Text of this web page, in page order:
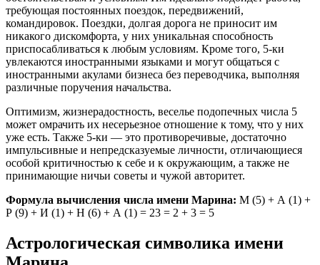
требующая постоянных поездок, передвижений,
командировок. Поездки, долгая дорога не приносит им
никакого дискомфорта, у них уникальная способность
приспосабливаться к любым условиям. Кроме того, 5-ки
увлекаются иностранными языками и могут общаться с
иностранными акулами бизнеса без переводчика, выполняя
различные поручения начальства.
Оптимизм, жизнерадостность, веселье подопечных числа 5
может омрачить их несерьезное отношение к тому, что у них
уже есть. Также 5-ки — это противоречивые, достаточно
импульсивные и непредсказуемые личности, отличающиеся
особой критичностью к себе и к окружающим, а также не
принимающие ничьи советы и чужой авторитет.
Формула вычисления числа имени Марина: М (5) + А (1) +
Р (9) + И (1) + Н (6) + А (1) = 23 = 2 + 3 = 5
Астрологическая символика имени